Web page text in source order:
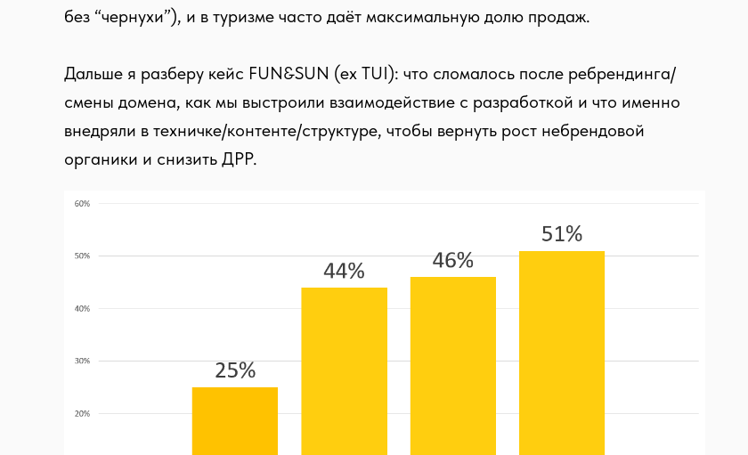
без “чернухи”), и в туризме часто даёт максимальную долю продаж.
Дальше я разберу кейс FUN&SUN (ex TUI): что сломалось после ребрендинга/
смены домена, как мы выстроили взаимодействие с разработкой и что именно
внедряли в техничке/контенте/структуре, чтобы вернуть рост небрендовой
органики и снизить ДРР.